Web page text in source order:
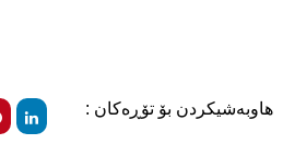
هاوبەشیکردن بۆ تۆڕەکان :